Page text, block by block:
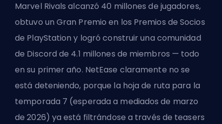
Marvel Rivals alcanzó 40 millones de jugadores,
obtuvo un Gran Premio en los Premios de Socios
de PlayStation y logró construir una comunidad
de Discord de 4.1 millones de miembros — todo
en su primer año. NetEase claramente no se
está deteniendo, porque la hoja de ruta para la
temporada 7 (esperada a mediados de marzo
de 2026) ya está filtrándose a través de teasers